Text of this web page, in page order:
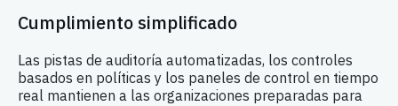
Cumplimiento simplificado
Las pistas de auditoría automatizadas, los controles
basados en políticas y los paneles de control en tiempo
real mantienen a las organizaciones preparadas para